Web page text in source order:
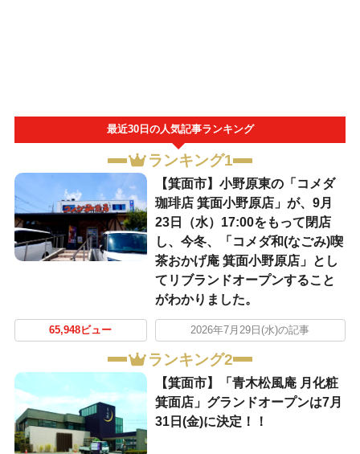
最近30日の人気記事ランキング
ランキング1
【箕面市】小野原東の「コメダ
珈琲店 箕面小野原店」が、9月
23日（水）17:00をもって閉店
し、今冬、「コメダ和(なごみ)喫
茶おかげ庵 箕面小野原店」とし
てリブランドオープンすること
がわかりました。
65,948ビュー 2026年7月29日(水)の記事
ランキング2
【箕面市】「青木松風庵 月化粧
箕面店」グランドオープンは7月
31日(金)に決定！！